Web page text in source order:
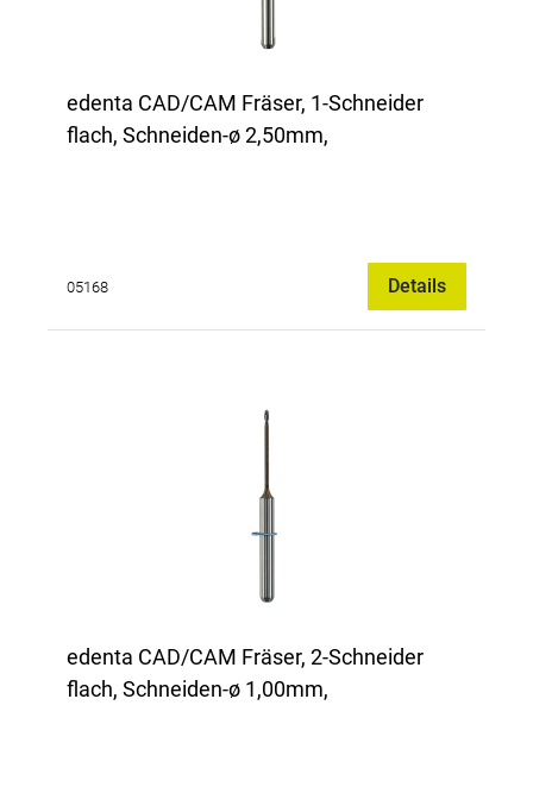
edenta CAD/CAM Fräser, 1-Schneider
flach, Schneiden-ø 2,50mm,
05168 Details
edenta CAD/CAM Fräser, 2-Schneider
flach, Schneiden-ø 1,00mm,